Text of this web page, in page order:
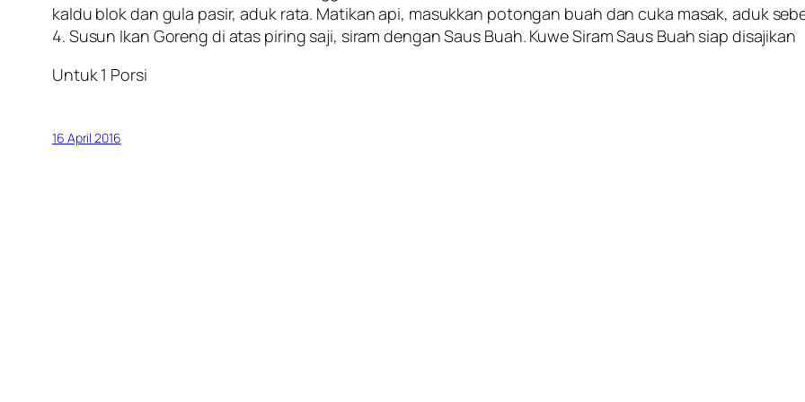
kaldu blok dan gula pasir, aduk rata. Matikan api, masukkan potongan buah dan cuka masak, aduk
4. Susun Ikan Goreng di atas piring saji, siram dengan Saus Buah. Kuwe Siram Saus Buah siap disajikan
Untuk 1 Porsi
16 April 2016